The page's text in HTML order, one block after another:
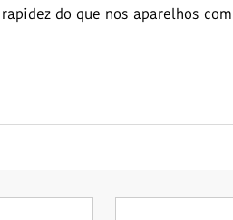
do que nos aparelhos